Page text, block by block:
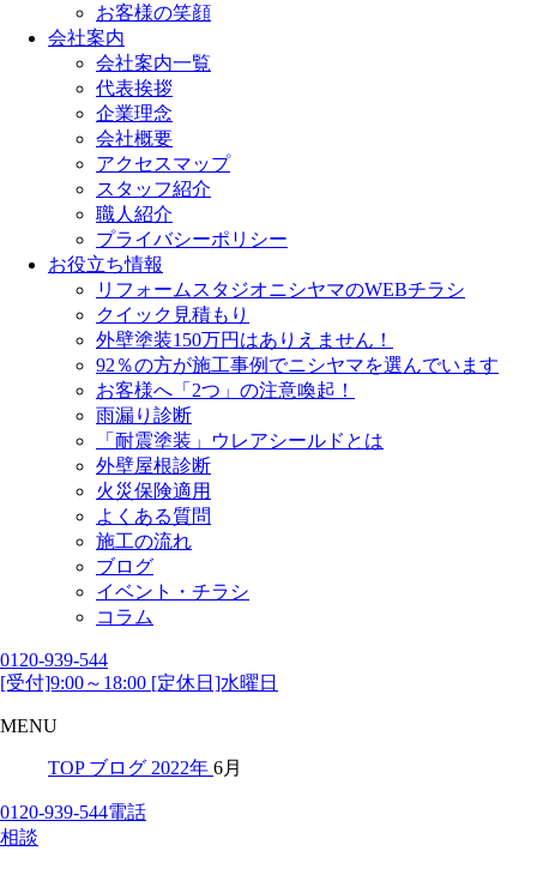
お客様の笑顔
会社案内
会社案内一覧
代表挨拶
企業理念
会社概要
アクセスマップ
スタッフ紹介
職人紹介
プライバシーポリシー
お役立ち情報
リフォームスタジオニシヤマのWEBチラシ
クイック見積もり
外壁塗装150万円はありえません！
92％の方が施工事例でニシヤマを選んでいます
お客様へ「2つ」の注意喚起！
雨漏り診断
「耐震塗装」ウレアシールドとは
外壁屋根診断
火災保険適用
よくある質問
施工の流れ
ブログ
イベント・チラシ
コラム
0120-939-544
[受付]9:00～18:00 [定休日]水曜日
MENU
TOP ブログ 2022年 6月
0120-939-544電話
相談